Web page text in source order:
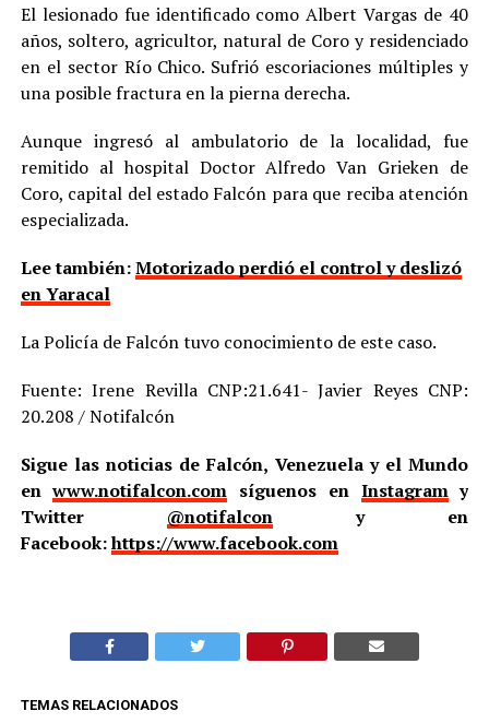
El lesionado fue identificado como Albert Vargas de 40
años, soltero, agricultor, natural de Coro y residenciado
en el sector Río Chico. Sufrió escoriaciones múltiples y
una posible fractura en la pierna derecha.
Aunque ingresó al ambulatorio de la localidad, fue
remitido al hospital Doctor Alfredo Van Grieken de
Coro, capital del estado Falcón para que reciba atención
especializada.
Lee también:Motorizado perdió el control y deslizó
en Yaracal
La Policía de Falcón tuvo conocimiento de este caso.
Fuente: Irene Revilla CNP:21.641- Javier Reyes CNP:
20.208 / Notifalcón
Sigue las noticias de Falcón, Venezuela y el Mundo
enwww.notifalcon.com síguenos en Instagramy
Twitter @notifalcony en
Facebook:https://www.facebook.com
TEMAS RELACIONADOS